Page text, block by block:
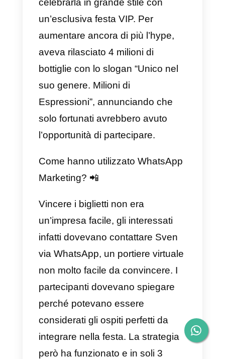
giocatore.
I prescelti hanno avuto
l’opportunità di giocare con stelle
del calcio come Kaká e i migliori
talenti londinesi, il tutto
promuovendo le scarpe
un successone grazie alle
apparizioni di stelle del calcio
divenendo virali in soli sei giorni.
7) “La strada verso la Finale” –
Heineken
Durante la finale di UEFA
Champions League, il prestigioso
marchio di birra olandese ha
lanciato un’incredibile campagna